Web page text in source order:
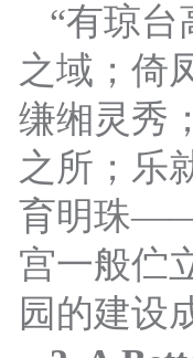
“有琼台
之域；倚
缣缃灵秀
之所；乐
育明珠——
宫一般伫
园的建设